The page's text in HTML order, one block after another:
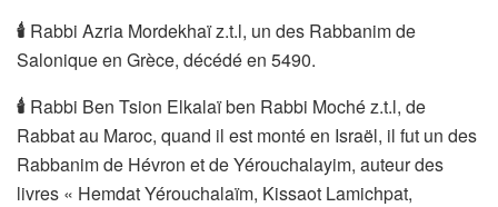
🕯 ️Rabbi Azria Mordekhaï z.t.l, un des Rabbanim de
Salonique en Grèce, décédé en 5490.
🕯 Rabbi Ben Tsion Elkalaï ben Rabbi Moché z.t.l, de
Rabbat au Maroc, quand il est monté en Israël, il fut un des
Rabbanim de Hévron et de Yérouchalayim, auteur des
livres « Hemdat Yérouchalaïm, Kissaot Lamichpat,